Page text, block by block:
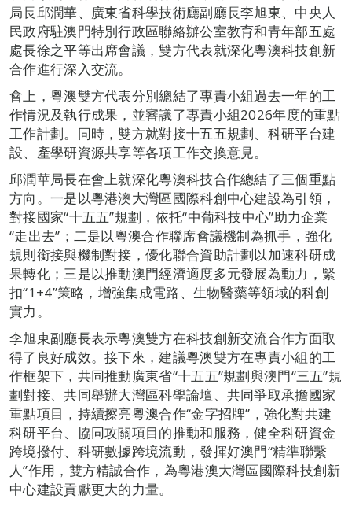
局長邱潤華、廣東省科學技術廳副廳長李旭東、中央人
民政府駐澳門特別行政區聯絡辦公室教育和青年部五處
處長徐之平等出席會議，雙方代表就深化粵澳科技創新
合作進行深入交流。
會上，粵澳雙方代表分別總結了專責小組過去一年的工
作情況及執行成果，並審議了專責小組2026年度的重點
工作計劃。同時，雙方就對接十五五規劃、科研平台建
設、產學研資源共享等各項工作交換意見。
邱潤華局長在會上就深化粵澳科技合作總結了三個重點
方向。一是以粵港澳大灣區國際科創中心建設為引領，
對接國家“十五五”規劃，依托“中葡科技中心”助力企業
“走出去”；二是以粵澳合作聯席會議機制為抓手，強化
規則銜接與機制對接，優化聯合資助計劃以加速科研成
果轉化；三是以推動澳門經濟適度多元發展為動力，緊
扣“1+4”策略，增強集成電路、生物醫藥等領域的科創
實力。
李旭東副廳長表示粵澳雙方在科技創新交流合作方面取
得了良好成效。接下來，建議粵澳雙方在專責小組的工
作框架下，共同推動廣東省“十五五”規劃與澳門“三五”規
劃對接、共同舉辦大灣區科學論壇、共同爭取承擔國家
重點項目，持續擦亮粵澳合作“金字招牌”，強化對共建
科研平台、協同攻關項目的推動和服務，健全科研資金
跨境撥付、科研數據跨境流動，發揮好澳門“精準聯繫
人”作用，雙方精誠合作，為粵港澳大灣區國際科技創新
中心建設貢獻更大的力量。